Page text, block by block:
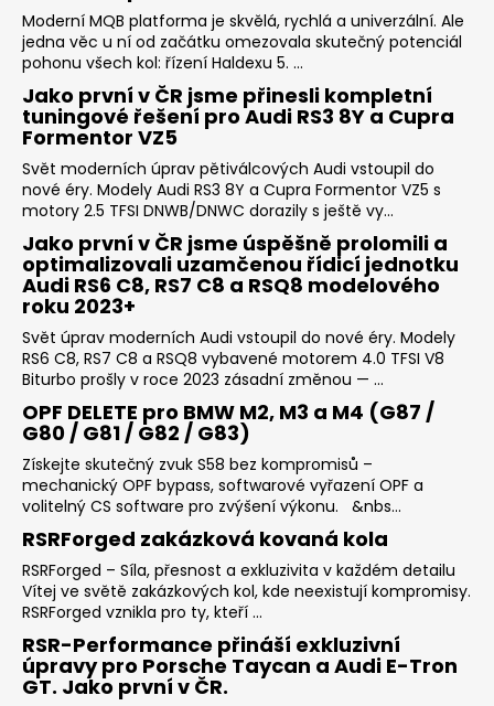
č
u
j
e
m
e
NGK
ČERVENÝ
ZAPALOVACÍ
MODUL
2.0TFSI
2.0TSI
EA113
EA888.1/2
2.5TFSI
849
Kč
Moderní MQB platforma je skvělá, rychlá a univerzální. Ale
jedna věc u ní od začátku omezovala skutečný potenciál
pohonu všech kol: řízení Haldexu 5. ...
Jako první v ČR jsme přinesli kompletní
tuningové řešení pro Audi RS3 8Y a Cupra
Formentor VZ5
Svět moderních úprav pětiválcových Audi vstoupil do
nové éry. Modely Audi RS3 8Y a Cupra Formentor VZ5 s
motory 2.5 TFSI DNWB/DNWC dorazily s ještě vy...
Jako první v ČR jsme úspěšně prolomili a
optimalizovali uzamčenou řídicí jednotku
Audi RS6 C8, RS7 C8 a RSQ8 modelového
roku 2023+
Svět úprav moderních Audi vstoupil do nové éry. Modely
RS6 C8, RS7 C8 a RSQ8 vybavené motorem 4.0 TFSI V8
Biturbo prošly v roce 2023 zásadní změnou — ...
OPF DELETE pro BMW M2, M3 a M4 (G87 /
G80 / G81 / G82 / G83)
Získejte skutečný zvuk S58 bez kompromisů –
mechanický OPF bypass, softwarové vyřazení OPF a
volitelný CS software pro zvýšení výkonu. &nbs...
RSRForged zakázková kovaná kola
RSRForged – Síla, přesnost a exkluzivita v každém detailu
Vítej ve světě zakázkových kol, kde neexistují kompromisy.
RSRForged vznikla pro ty, kteří ...
RSR-Performance přináší exkluzivní
úpravy pro Porsche Taycan a Audi E-Tron
GT. Jako první v ČR.